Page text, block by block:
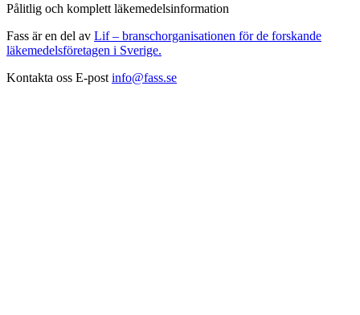
Pålitlig och komplett läkemedelsinformation
Fass är en del av Lif – branschorganisationen för de forskande
läkemedelsföretagen i Sverige.
Kontakta oss E-post info@fass.se